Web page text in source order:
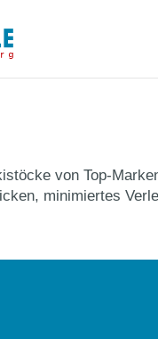
von Top-
minimiertes